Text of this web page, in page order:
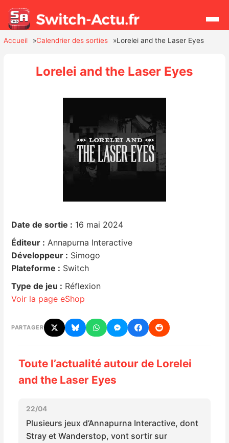
Hardware
Mises à jour
Rumeurs
Nintendo Direct
Tests de jeux
Tests d’accessoires
Autres tests
Previews
Précommandes
Précommandes jeux Switch 2
Accueil Calendrier des sorties Lorelei and the Laser Eyes
Lorelei and the Laser Eyes
Date de sortie : 16 mai 2024
Éditeur : Annapurna Interactive
Développeur : Simogo
Plateforme : Switch
Type de jeu : Réflexion
Voir la page eShop
PARTAGER
Toute l’actualité autour de Lorelei
and the Laser Eyes
22/04
Plusieurs jeux d’Annapurna Interactive, dont
Stray et Wanderstop, vont sortir sur